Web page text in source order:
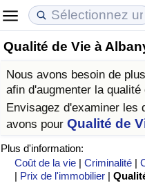
Qualité de Vie à
Nous avons besoin de
afin d'augmenter la qualité
Envisagez d'examiner les
avons pour Qualité de
Plus d'information:
Coût de la vie |Criminalité |
| Prix de l'immobilier |
Coût de la vie
Indice du Coût de la Vie
Indice du Coût de la Vie
Indice du coût de la vie
Prix de l'immobilier
Indice des Prix de
Indice des Prix de
Indice des Prix de
Qualité de Vie
Indice de Qualité de Vie
Indice de Qualité de Vie
Indice de qualité de vie